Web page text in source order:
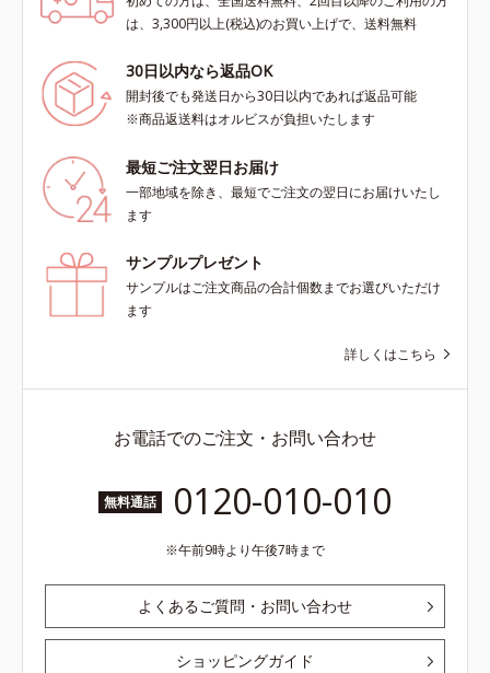
は、3,300円以上(税込)のお買い上げで、送料無料
30日以内なら返品OK
開封後でも発送日から30日以内であれば返品可能
※商品返送料はオルビスが負担いたします
最短ご注文翌日お届け
一部地域を除き、最短でご注文の翌日にお届けいたし
ます
サンプルプレゼント
サンプルはご注文商品の合計個数までお選びいただけ
ます
詳しくはこちら
お電話でのご注文・お問い合わせ
無料通話 0120-010-010
午前9時より午後7時まで
よくあるご質問・お問い合わせ
ショッピングガイド